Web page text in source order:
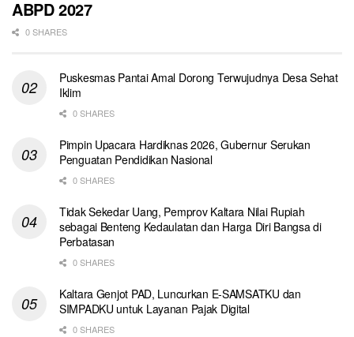
ABPD 2027
0 SHARES
Puskesmas Pantai Amal Dorong Terwujudnya Desa Sehat
Iklim
0 SHARES
Pimpin Upacara Hardiknas 2026, Gubernur Serukan
Penguatan Pendidikan Nasional
0 SHARES
Tidak Sekedar Uang, Pemprov Kaltara Nilai Rupiah
sebagai Benteng Kedaulatan dan Harga Diri Bangsa di
Perbatasan
0 SHARES
Kaltara Genjot PAD, Luncurkan E-SAMSATKU dan
SIMPADKU untuk Layanan Pajak Digital
0 SHARES